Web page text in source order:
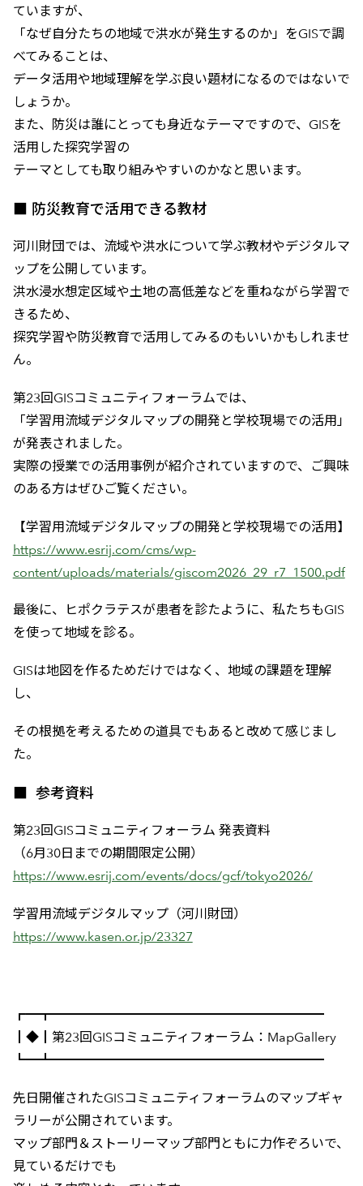
ていますが、
「なぜ自分たちの地域で洪水が発生するのか」をGISで調
べてみることは、
データ活用や地域理解を学ぶ良い題材になるのではないで
しょうか。
また、防災は誰にとっても身近なテーマですので、GISを
活用した探究学習の
テーマとしても取り組みやすいのかなと思います。
■ 防災教育で活用できる教材
河川財団では、流域や洪水について学ぶ教材やデジタルマ
ップを公開しています。
洪水浸水想定区域や土地の高低差などを重ねながら学習で
きるため、
探究学習や防災教育で活用してみるのもいいかもしれませ
ん。
第23回GISコミュニティフォーラムでは、
「学習用流域デジタルマップの開発と学校現場での活用」
が発表されました。
実際の授業での活用事例が紹介されていますので、ご興味
のある方はぜひご覧ください。
【学習用流域デジタルマップの開発と学校現場での活用】
https://www.esrij.com/cms/wp-
content/uploads/materials/giscom2026_29_r7_1500.pdf
最後に、ヒポクラテスが患者を診たように、私たちもGIS
を使って地域を診る。
GISは地図を作るためだけではなく、地域の課題を理解
し、
その根拠を考えるための道具でもあると改めて感じまし
た。
■ 参考資料
第23回GISコミュニティフォーラム 発表資料
（6月30日までの期間限定公開）
https://www.esrij.com/events/docs/gcf/tokyo2026/
学習用流域デジタルマップ（河川財団）
https://www.kasen.or.jp/23327
┏━┳━━━━━━━━━━━━━━━━━━━━━
┃◆┃第23回GISコミュニティフォーラム：MapGallery
┗━┻━━━━━━━━━━━━━━━━━━━━━
先日開催されたGISコミュニティフォーラムのマップギャ
ラリーが公開されています。
マップ部門＆ストーリーマップ部門ともに力作ぞろいで、
見ているだけでも